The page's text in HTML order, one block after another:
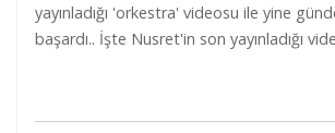
yayınladığı 'orkestra' videosu ile yine
başardı.. İşte Nusret'in son yayınladığı